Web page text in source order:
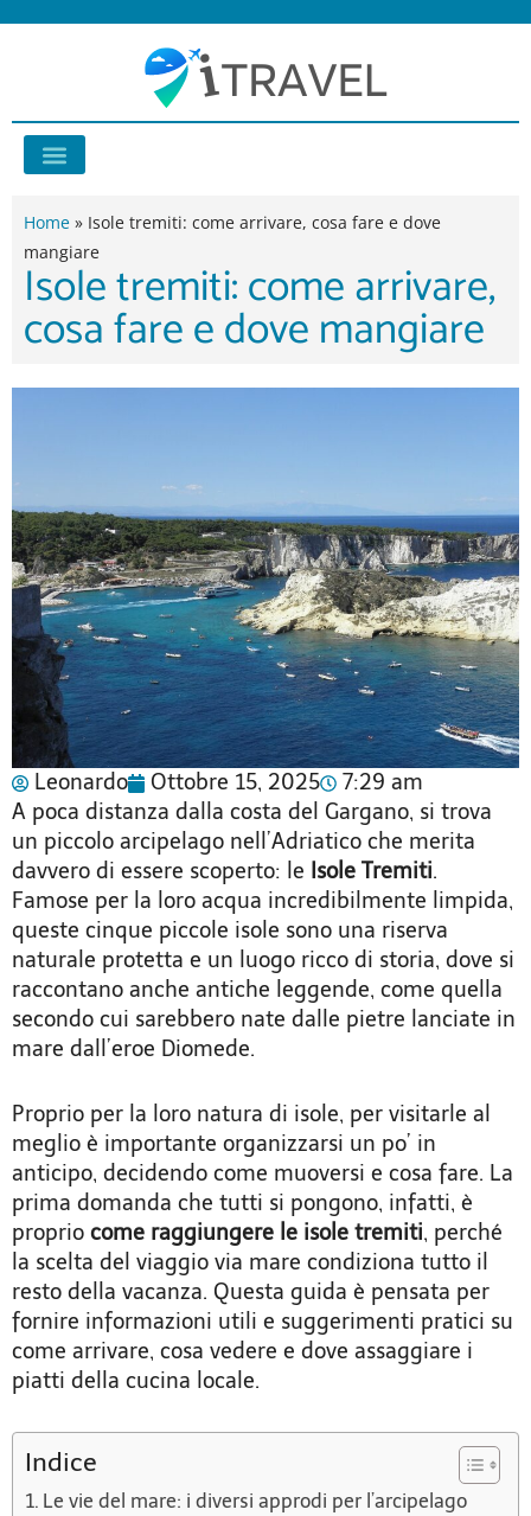
contenuto
Home » Isole tremiti: come arrivare, cosa fare e dove
mangiare
Isole tremiti: come arrivare,
cosa fare e dove mangiare
Leonardo Ottobre 15, 2025
7:29 am
A poca distanza dalla costa del Gargano, si trova
un piccolo arcipelago nell’Adriatico che merita
davvero di essere scoperto: le Isole Tremiti.
Famose per la loro acqua incredibilmente limpida,
queste cinque piccole isole sono una riserva
naturale protetta e un luogo ricco di storia, dove si
raccontano anche antiche leggende, come quella
secondo cui sarebbero nate dalle pietre lanciate in
mare dall’eroe Diomede.
Proprio per la loro natura di isole, per visitarle al
meglio è importante organizzarsi un po’ in
anticipo, decidendo come muoversi e cosa fare. La
prima domanda che tutti si pongono, infatti, è
proprio come raggiungere le isole tremiti, perché
la scelta del viaggio via mare condiziona tutto il
resto della vacanza. Questa guida è pensata per
fornire informazioni utili e suggerimenti pratici su
come arrivare, cosa vedere e dove assaggiare i
piatti della cucina locale.
Indice
Le vie del mare: i diversi approdi per l’arcipelago